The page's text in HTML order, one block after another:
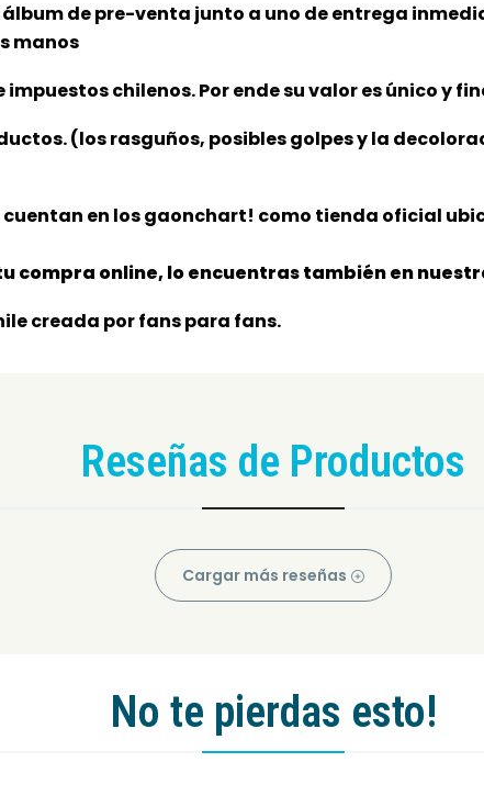
de pre-venta junto a uno de entrega
manos
chilenos. Por ende su valor es único y
(los rasguños, posibles golpes y la
en los gaonchart! como tienda oficial
compra online, lo encuentras también en
creada por fans para fans.
Reseñas de Productos
Cargar más reseñas
No te pierdas esto!